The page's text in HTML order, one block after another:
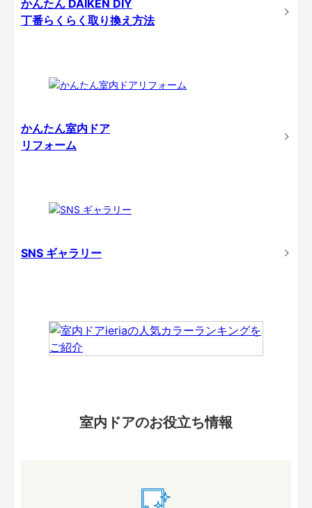
かんたん DAIKEN DIY
丁番らくらく取り換え方法
かんたん室内ドア
リフォーム
SNS ギャラリー
室内ドアのお役立ち情報